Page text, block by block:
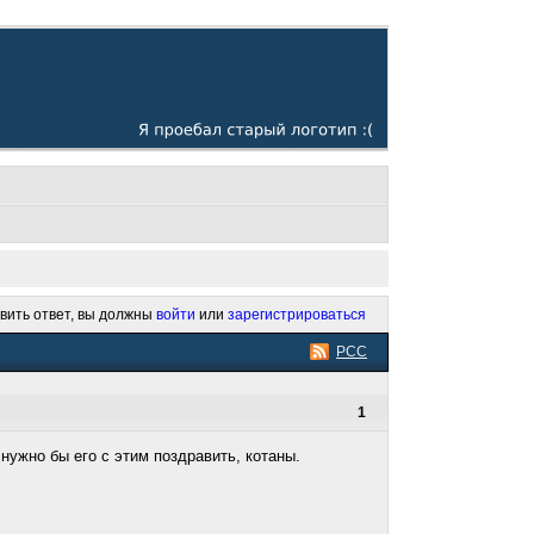
ответ, вы должны войти или зарегистрироваться
РСС
1
бы его с этим поздравить, котаны.